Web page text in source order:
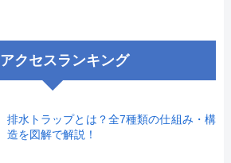
アクセスランキング
排水トラップとは？全7種類の仕組み・構
造を図解で解説！